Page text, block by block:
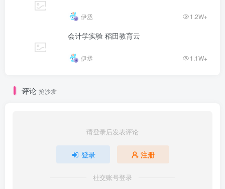
伊丞 1.2W+
会计学实验 稻田教育云
伊丞 1.1W+
评论 抢沙发
请登录后发表评论
登录 注册
社交账号登录